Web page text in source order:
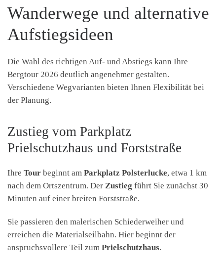
Wanderwege und alternative
Aufstiegsideen
Die Wahl des richtigen Auf- und Abstiegs kann Ihre
Bergtour 2026 deutlich angenehmer gestalten.
Verschiedene Wegvarianten bieten Ihnen Flexibilität bei
der Planung.
Zustieg vom Parkplatz
Prielschutzhaus und Forststraße
Ihre Tour beginnt am Parkplatz Polsterlucke, etwa 1 km
nach dem Ortszentrum. Der Zustieg führt Sie zunächst 30
Minuten auf einer breiten Forststraße.
Sie passieren den malerischen Schiederweiher und
erreichen die Materialseilbahn. Hier beginnt der
anspruchsvollere Teil zum Prielschutzhaus.